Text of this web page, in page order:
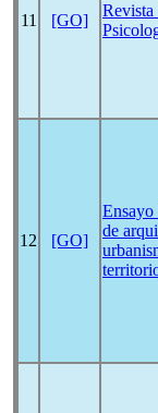
11 [GO]
Revista
12 [GO]
Ensayo
de